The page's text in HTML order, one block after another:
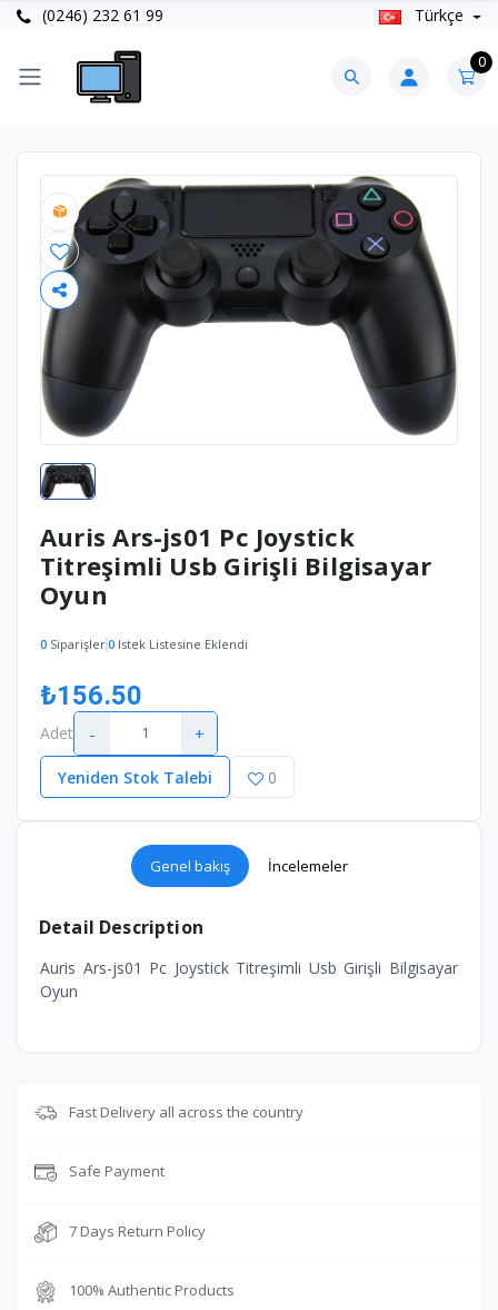
(0246) 232 61 99 Türkçe
0
Auris Ars-js01 Pc Joystick
Titreşimli Usb Girişli Bilgisayar
Oyun
0 Siparişler0 Istek Listesine Eklendi
₺156.50
Adet - +
Yeniden Stok Talebi 0
Genel bakış İncelemeler
Detail Description
Auris Ars-js01 Pc Joystick Titreşimli Usb Girişli Bilgisayar
Oyun
Fast Delivery all across the country
Safe Payment
7 Days Return Policy
100% Authentic Products